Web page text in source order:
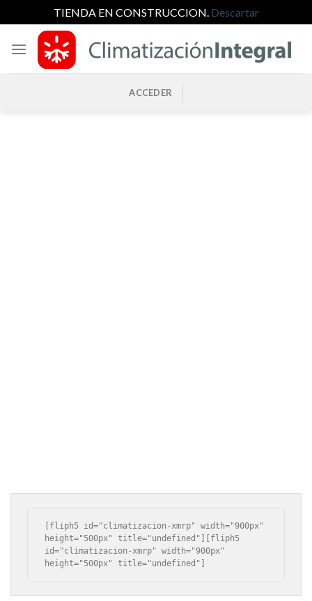
TIENDA EN CONSTRUCCION. Descartar
contenido
ACCEDER
[fliph5 id="climatizacion-xmrp" width="900px"
height="500px" title="undefined"][fliph5
id="climatizacion-xmrp" width="900px"
height="500px" title="undefined"]